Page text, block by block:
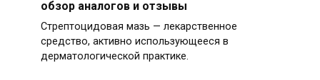
обзор аналогов и отзывы
Стрептоцидовая мазь — лекарственное
средство, активно использующееся в
дерматологической практике.